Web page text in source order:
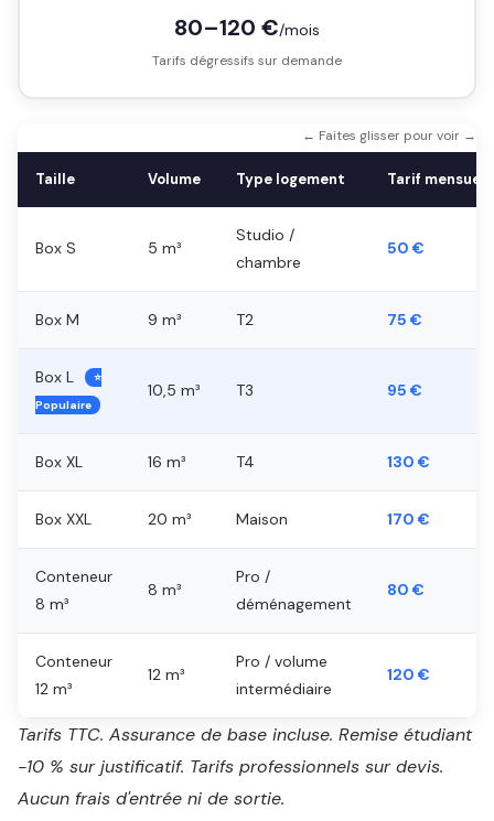
80–120 €/mois
Tarifs dégressifs sur demande
← Faites glisser pour voir →
Taille Volume Type logement Tarif mensuel
Box S 5 m³
Studio /
chambre
50 €
Box M 9 m³ T2 75 €
Box L
⭐
Populaire
10,5 m³ T3 95 €
Box XL 16 m³ T4 130 €
Box XXL 20 m³ Maison 170 €
Conteneur
8 m³
8 m³
Pro /
déménagement
80 €
Conteneur
12 m³
12 m³
Pro / volume
intermédiaire
120 €
Tarifs TTC. Assurance de base incluse. Remise étudiant
-10 % sur justificatif. Tarifs professionnels sur devis.
Aucun frais d'entrée ni de sortie.